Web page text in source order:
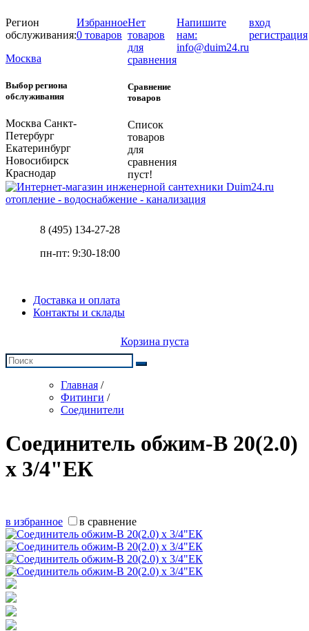
Регион
обслуживания:
Москва
Выбор региона
обслуживания
Москва Санкт-
Петербург
Екатеринбург
Новосибирск
Краснодар
Избранное
0 товаров
Нет
товаров
для
сравнения
Сравнение
товаров
Список
товаров
для
сравнения
пуст!
Напишите
нам:
info@duim24.ru
вход
регистрация
отопление - водоснабжение - канализация
8 (495) 134-27-28
пн-пт: 9:30-18:00
Доставка и оплата
Контакты и склады
Корзина пуста
Главная /
Фитинги /
Соединители
Соединитель обжим-В 20(2.0)
х 3/4"ЕК
в избранное в сравнение